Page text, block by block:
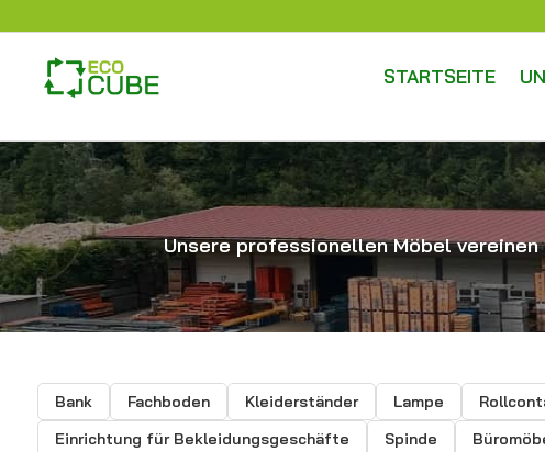
STARTSEITE
Unsere professionellen Möbel
Bank Fachboden Kleiderständer Lampe
Einrichtung für Bekleidungsgeschäfte
Spinde